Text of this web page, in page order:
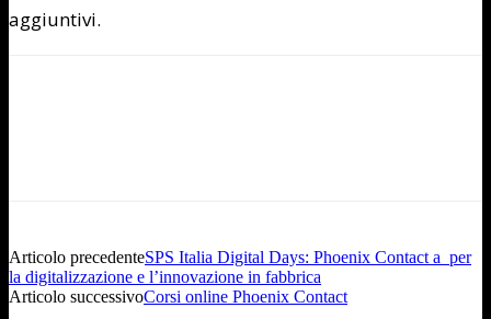
aggiuntivi.
Articolo precedenteSPS Italia Digital Days: Phoenix Contact a per
la digitalizzazione e l’innovazione in fabbrica
Articolo successivoCorsi online Phoenix Contact